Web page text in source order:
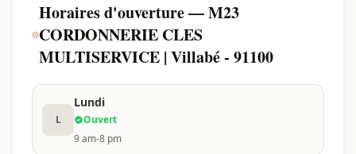
Horaires d'ouverture — M23
CORDONNERIE CLES
MULTISERVICE | Villabé - 91100
L
Lundi
Ouvert
9 am-8 pm